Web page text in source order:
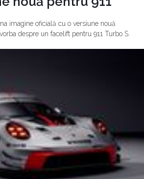
imagine oficială cu o versiune nouă
despre un facelift pentru 911 Turbo S.